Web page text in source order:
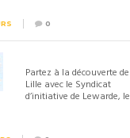
0
Partez à la découverte de
Lille avec le Syndicat
d’initiative de Lewarde, le